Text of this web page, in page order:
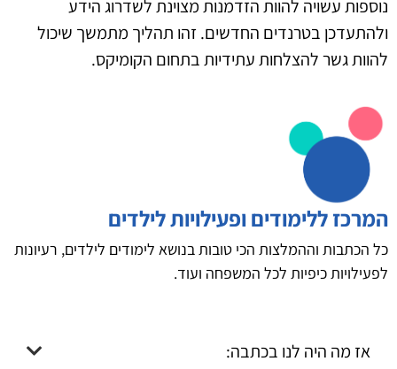
נוספות עשויה להוות הזדמנות מצוינת לשדרוג הידע
ולהתעדכן בטרנדים החדשים. זהו תהליך מתמשך שיכול
להוות גשר להצלחות עתידיות בתחום הקומיקס.
המרכז ללימודים ופעילויות לילדים
כל הכתבות וההמלצות הכי טובות בנושא לימודים לילדים, רעיונות
לפעילויות כיפיות לכל המשפחה ועוד.
אז מה היה לנו בכתבה: